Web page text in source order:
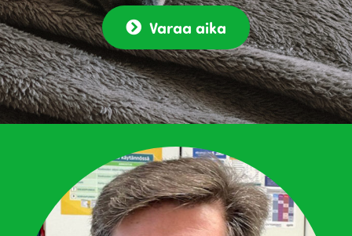
Varaa aika